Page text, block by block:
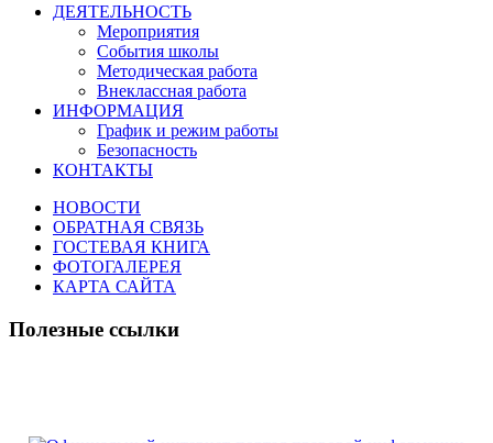
ДЕЯТЕЛЬНОСТЬ
Мероприятия
События школы
Методическая работа
Внеклассная работа
ИНФОРМАЦИЯ
График и режим работы
Безопасность
КОНТАКТЫ
НОВОСТИ
ОБРАТНАЯ СВЯЗЬ
ГОСТЕВАЯ КНИГА
ФОТОГАЛЕРЕЯ
КАРТА САЙТА
Полезные ссылки